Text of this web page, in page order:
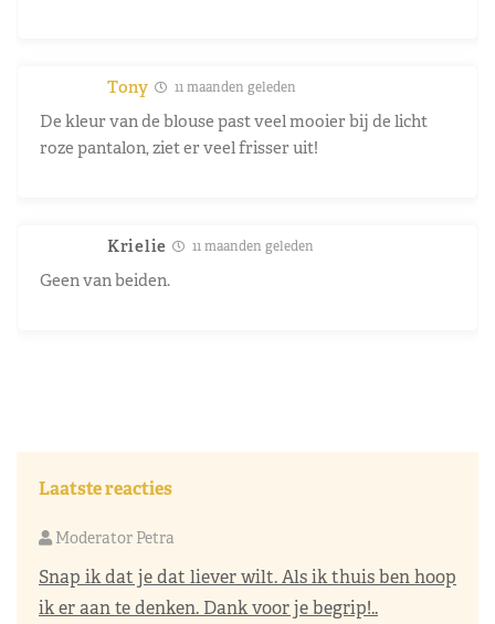
Tony 11 maanden geleden
De kleur van de blouse past veel mooier bij de licht
roze pantalon, ziet er veel frisser uit!
Krielie 11 maanden geleden
Geen van beiden.
Laatste reacties
Moderator Petra
Snap ik dat je dat liever wilt. Als ik thuis ben hoop
ik er aan te denken. Dank voor je begrip!..